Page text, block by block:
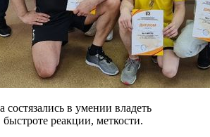
в умении владеть
реакции, меткости.